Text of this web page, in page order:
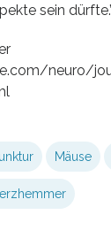
sein
neuro/
Mäuse